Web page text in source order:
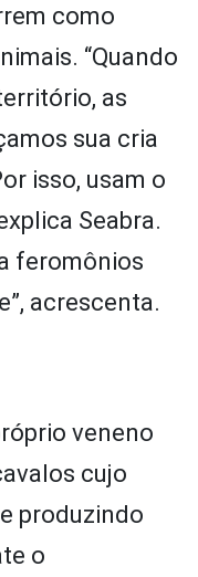
como
“Quando
as
sua cria
isso, usam o
Seabra.
feromônios
acrescenta.
veneno
cujo
produzindo
o